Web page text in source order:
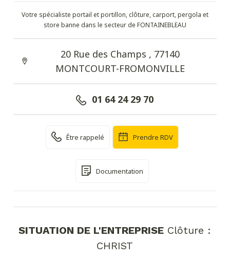
Votre spécialiste portail et portillon, clôture, carport, pergola et
store banne dans le secteur de FONTAINEBLEAU
20 Rue des Champs , 77140
MONTCOURT-FROMONVILLE
01 64 24 29 70
Être rappelé Prendre RDV
Documentation
SITUATION DE L'ENTREPRISE Clôture :
CHRIST